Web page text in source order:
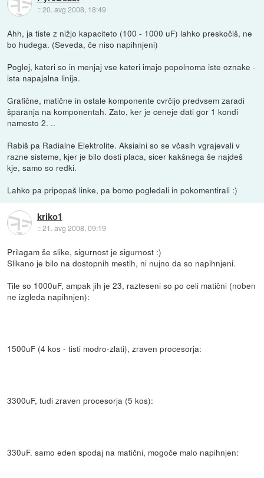
::20. avg 2008, 18:49
Ahh, ja tiste z nižjo kapaciteto (100 - 1000 uF) lahko preskočiš, ne
bo hudega. (Seveda, če niso napihnjeni)
Poglej, kateri so in menjaj vse kateri imajo popolnoma iste oznake -
ista napajalna linija.
Grafične, matične in ostale komponente cvrčijo predvsem zaradi
šparanja na komponentah. Zato, ker je ceneje dati gor 1 kondi
namesto 2. ..
Rabiš pa Radialne Elektrolite. Aksialni so se včasih vgrajevali v
razne sisteme, kjer je bilo dosti placa, sicer kakšnega še najdeš
kje, samo so redki.
Lahko pa pripopaš linke, pa bomo pogledali in pokomentirali :)
kriko1
::21. avg 2008, 09:19
Prilagam še slike, sigurnost je sigurnost :)
Slikano je bilo na dostopnih mestih, ni nujno da so napihnjeni.
Tile so 1000uF, ampak jih je 23, razteseni so po celi matični (noben
ne izgleda napihnjen):
1500uF (4 kos - tisti modro-zlati), zraven procesorja:
3300uF, tudi zraven procesorja (5 kos):
330uF. samo eden spodaj na matični, mogoče malo napihnjen: